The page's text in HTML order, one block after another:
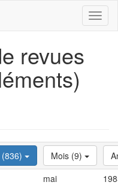
revues
(836) Mois (9)
mai